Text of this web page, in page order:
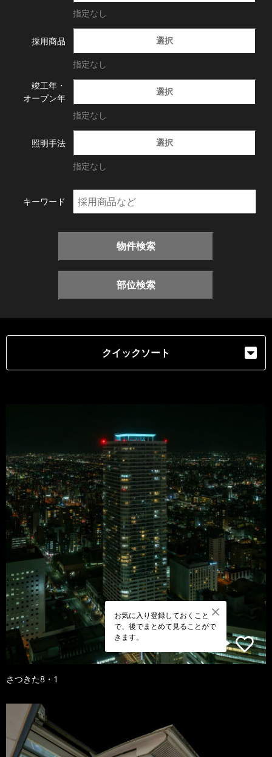
指定なし
採用商品 選択
指定なし
竣工年・
オープン年
選択
指定なし
照明手法 選択
指定なし
キーワード
物件検索
部位検索
クイックソート
お気に入り登録しておくこと
で、後でまとめて見ることがで
きます。
さつきた8・1